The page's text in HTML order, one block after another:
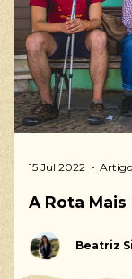
15 Jul 2022 Artigo
A Rota
Beatriz